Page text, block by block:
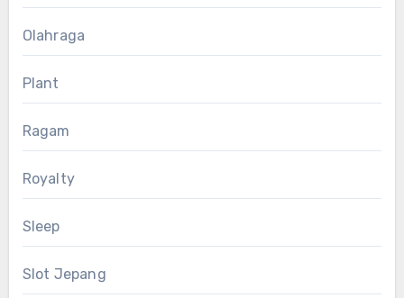
Olahraga
Plant
Ragam
Royalty
Sleep
Slot Jepang